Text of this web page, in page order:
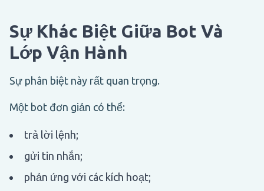
Sự Khác Biệt Giữa Bot Và
Lớp Vận Hành
Sự phân biệt này rất quan trọng.
Một bot đơn giản có thể:
trả lời lệnh;
gửi tin nhắn;
phản ứng với các kích hoạt;